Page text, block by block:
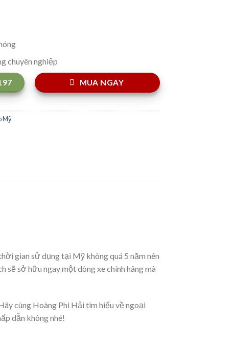
chuyên nghiệp
MUA NGAY
Mỹ
gian sử dụng tại Mỹ không quá 5 năm nên
sẽ sở hữu ngay một dòng xe chính hãng mà
cùng Hoàng Phi Hải tìm hiểu về ngoại
dẫn không nhé!